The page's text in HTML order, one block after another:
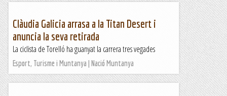
Clàudia Galicia arrasa a la Titan Desert i
anuncia la seva retirada
La ciclista de Torelló ha guanyat la carrera tres vegades
Esport, Turisme i Muntanya | Nació Muntanya